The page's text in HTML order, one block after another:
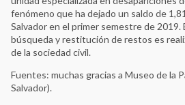
fenómeno que ha dejado un saldo de
Salvador en el primer semestre de 2019.
búsqueda y restitución de restos es
de la sociedad civil.
Fuentes: muchas gracias a Museo de la
Salvador).